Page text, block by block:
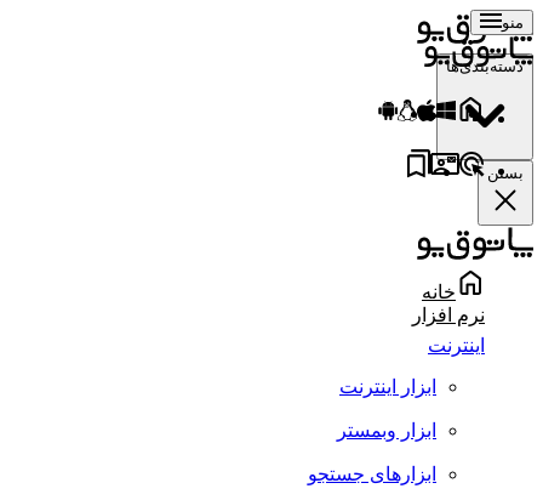
منو
دسته‌بندی‌ها
بستن
خانه
نرم افزار
اینترنت
ابزار اینترنت
ابزار وبمستر
ابزارهای جستجو